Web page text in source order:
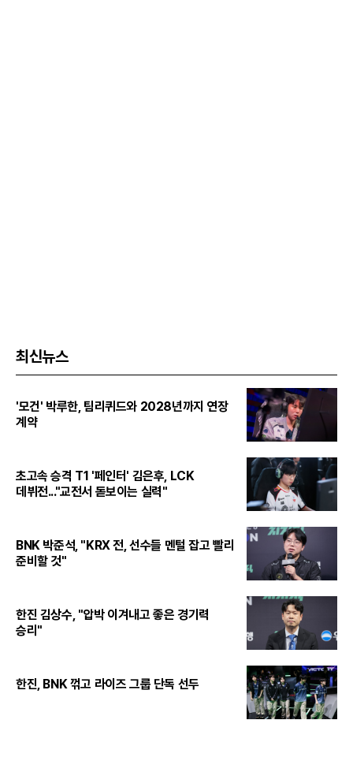
최신뉴스
'모건' 박루한, 팀리퀴드와 2028년까지 연장
계약
초고속 승격 T1 '페인터' 김은후, LCK
데뷔전..."교전서 돋보이는 실력"
BNK 박준석, "KRX 전, 선수들 멘털 잡고 빨리
준비할 것"
한진 김상수, "압박 이겨내고 좋은 경기력
승리"
한진, BNK 꺾고 라이즈 그룹 단독 선두